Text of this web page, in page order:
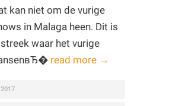
kan niet om de vurige
in Malaga heen. Dit is
waar het vurige
read more →